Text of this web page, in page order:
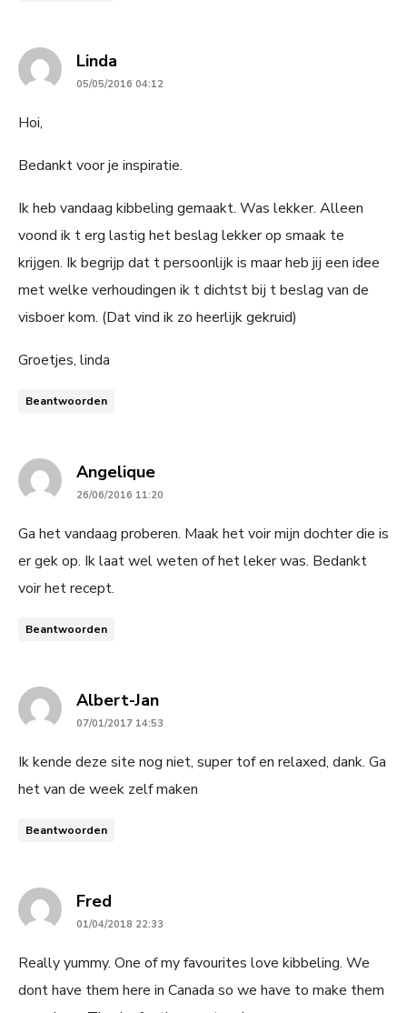
Linda
05/05/2016 04:12
Hoi,
Bedankt voor je inspiratie.
Ik heb vandaag kibbeling gemaakt. Was lekker. Alleen
voond ik t erg lastig het beslag lekker op smaak te
krijgen. Ik begrijp dat t persoonlijk is maar heb jij een idee
met welke verhoudingen ik t dichtst bij t beslag van de
visboer kom. (Dat vind ik zo heerlijk gekruid)
Groetjes, linda
Beantwoorden
Angeliquesays:
26/06/2016 11:20
Ga het vandaag proberen. Maak het voir mijn dochter die is
er gek op. Ik laat wel weten of het leker was. Bedankt
voir het recept.
Beantwoorden
Albert-Jansays:
07/01/2017 14:53
Ik kende deze site nog niet, super tof en relaxed, dank. Ga
het van de week zelf maken
Beantwoorden
Fred
01/04/2018 22:33
Really yummy. One of my favourites love kibbeling. We
dont have them here in Canada so we have to make them